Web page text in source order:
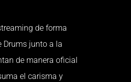
de forma
Drums junto a la
de manera oficial
el carisma y